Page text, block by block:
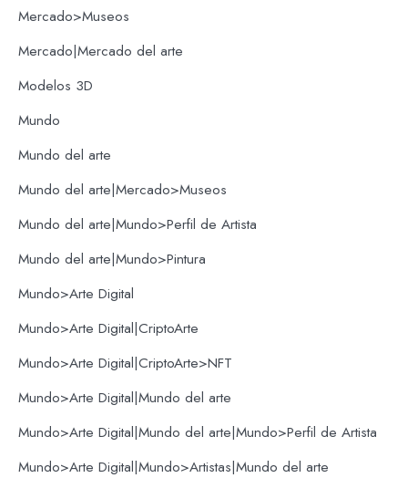
Mercado>Museos
Mercado|Mercado del arte
Modelos 3D
Mundo
Mundo del arte
Mundo del arte|Mercado>Museos
Mundo del arte|Mundo>Perfil de Artista
Mundo del arte|Mundo>Pintura
Mundo>Arte Digital
Mundo>Arte Digital|CriptoArte
Mundo>Arte Digital|CriptoArte>NFT
Mundo>Arte Digital|Mundo del arte
Mundo>Arte Digital|Mundo del arte|Mundo>Perfil de Artista
Mundo>Arte Digital|Mundo>Artistas|Mundo del arte